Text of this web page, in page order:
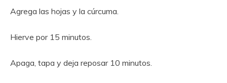
Agrega las hojas y la cúrcuma.
Hierve por 15 minutos.
Apaga, tapa y deja reposar 10 minutos.